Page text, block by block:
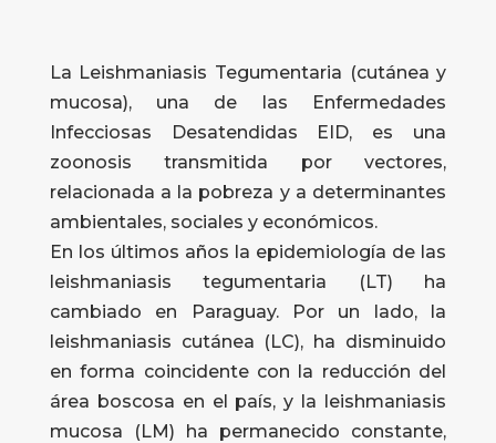
La Leishmaniasis Tegumentaria (cutánea y
mucosa), una de las Enfermedades
Infecciosas Desatendidas EID, es una
zoonosis transmitida por vectores,
relacionada a la pobreza y a determinantes
ambientales, sociales y económicos.
En los últimos años la epidemiología de las
leishmaniasis tegumentaria (LT) ha
cambiado en Paraguay. Por un lado, la
leishmaniasis cutánea (LC), ha disminuido
en forma coincidente con la reducción del
área boscosa en el país, y la leishmaniasis
mucosa (LM) ha permanecido constante,